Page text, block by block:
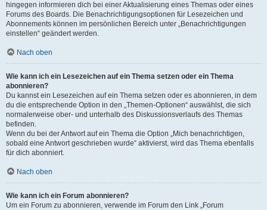
hingegen informieren dich bei einer Aktualisierung eines Themas oder eines
Forums des Boards. Die Benachrichtigungsoptionen für Lesezeichen und
Abonnements können im persönlichen Bereich unter „Benachrichtigungen
einstellen“ geändert werden.
Nach oben
Wie kann ich ein Lesezeichen auf ein Thema setzen oder ein Thema
abonnieren?
Du kannst ein Lesezeichen auf ein Thema setzen oder es abonnieren, in dem
du die entsprechende Option in den „Themen-Optionen“ auswählst, die sich
normalerweise ober- und unterhalb des Diskussionsverlaufs des Themas
befinden.
Wenn du bei der Antwort auf ein Thema die Option „Mich benachrichtigen,
sobald eine Antwort geschrieben wurde“ aktivierst, wird das Thema ebenfalls
für dich abonniert.
Nach oben
Wie kann ich ein Forum abonnieren?
Um ein Forum zu abonnieren, verwende im Forum den Link „Forum